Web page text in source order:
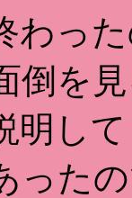
っ
を
明し
た